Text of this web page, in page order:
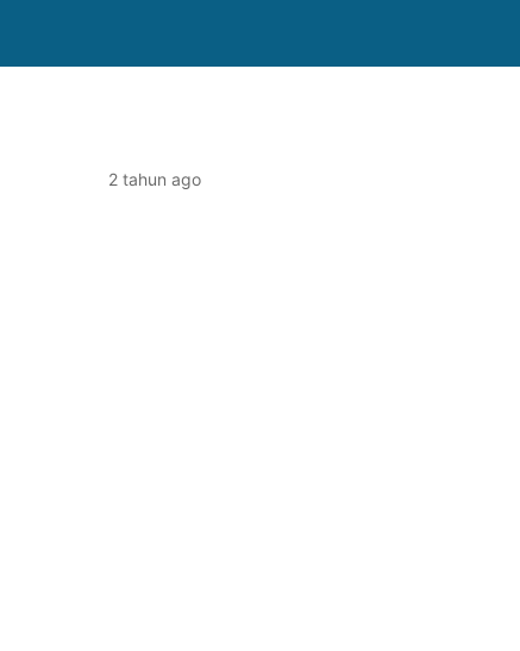
2 tahun ago